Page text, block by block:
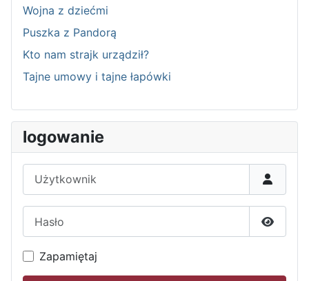
Wojna z dziećmi
Puszka z Pandorą
Kto nam strajk urządził?
Tajne umowy i tajne łapówki
logowanie
Pokaż
Zapamiętaj